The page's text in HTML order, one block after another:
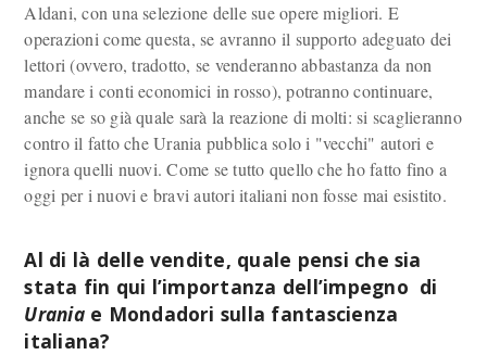
Aldani, con una selezione delle sue opere migliori. E
operazioni come questa, se avranno il supporto adeguato dei
lettori (ovvero, tradotto, se venderanno abbastanza da non
mandare i conti economici in rosso), potranno continuare,
anche se so già quale sarà la reazione di molti: si scaglieranno
contro il fatto che Urania pubblica solo i "vecchi" autori e
ignora quelli nuovi. Come se tutto quello che ho fatto fino a
oggi per i nuovi e bravi autori italiani non fosse mai esistito.
Al di là delle vendite, quale pensi che sia
stata fin qui l’importanza dell’impegno di
Uraniae Mondadori sulla fantascienza
italiana?